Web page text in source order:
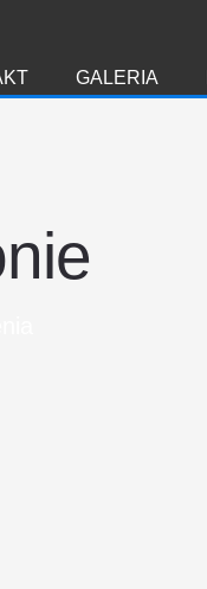
GALERIA